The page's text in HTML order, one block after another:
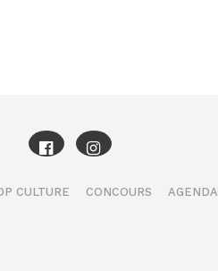
CULTURE CONCOURS AGENDA